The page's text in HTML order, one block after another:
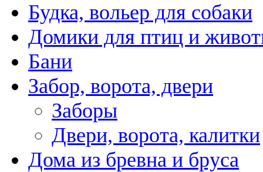
Будка, вольер для собаки
Домики для птиц и
Бани
Забор, ворота, двери
Заборы
Двери, ворота, калитки
Дома из бревна и бруса